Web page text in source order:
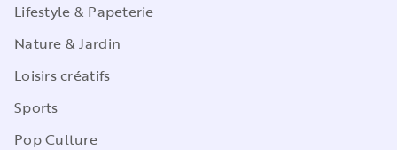
Lifestyle & Papeterie
Nature & Jardin
Loisirs créatifs
Sports
Pop Culture